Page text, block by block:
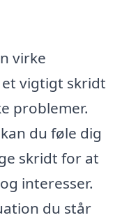
virke
vigtigt skridt
problemer.
du føle dig
skridt for at
interesser.
du står